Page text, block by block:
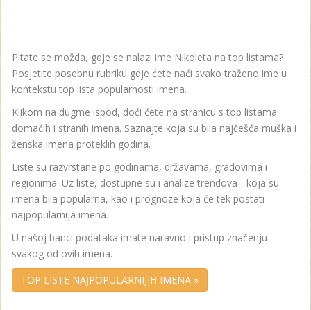
Pitate se možda, gdje se nalazi ime Nikoleta na top listama?
Posjetite posebnu rubriku gdje ćete naći svako traženo ime u
kontekstu top lista popularnosti imena.
Klikom na dugme ispod, doći ćete na stranicu s top listama
domaćih i stranih imena. Saznajte koja su bila najčešća muška i
ženska imena proteklih godina.
Liste su razvrstane po godinama, državama, gradovima i
regionima. Uz liste, dostupne su i analize trendova - koja su
imena bila popularna, kao i prognoze koja će tek postati
najpopularnija imena.
U našoj banci podataka imate naravno i pristup značenju
svakog od ovih imena.
TOP LISTE NAJPOPULARNIJIH IMENA »